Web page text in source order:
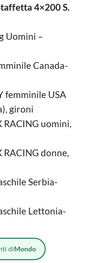
4×200 S.
Uomini –
Canada-
femminile USA
gironi
RACING uomini,
RACING donne,
Serbia-
Lettonia-
diMondo